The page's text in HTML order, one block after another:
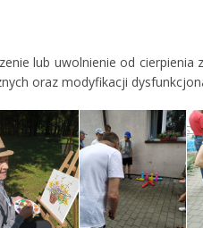
lub uwolnienie od
oraz modyfikacji